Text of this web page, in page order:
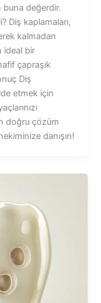
buna değerdir.
Diş kaplamaları,
kalmadan
ideal bir
çapraşık
Diş
etmek için
doğru çözüm
danışın!